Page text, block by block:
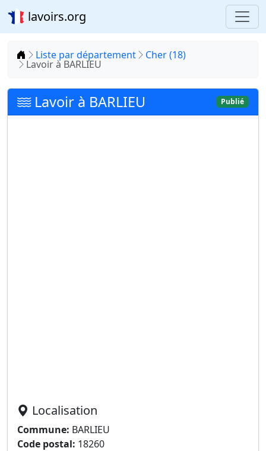
lavoirs.org
Accueil
Liste par département Cher (18)
Lavoir à BARLIEU
Lavoir à BARLIEU Publié
Localisation
Commune: BARLIEU
Code postal: 18260